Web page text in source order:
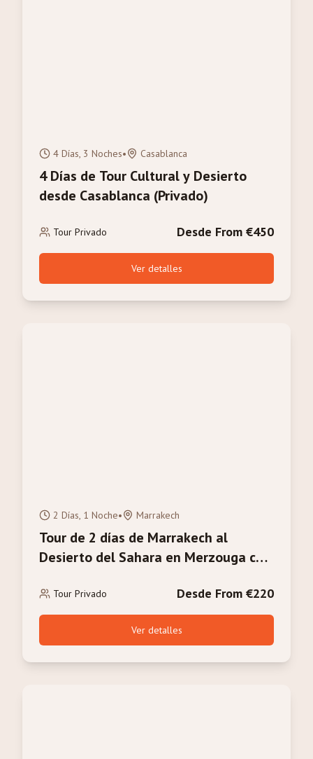
4 Días, 3 Noches• Casablanca
4 Días de Tour Cultural y Desierto
desde Casablanca (Privado)
Tour Privado Desde From €450
Ver detalles
2 Días, 1 Noche• Marrakech
Tour de 2 días de Marrakech al
Desierto del Sahara en Merzouga con
Tour Privado Desde From €220
Ver detalles